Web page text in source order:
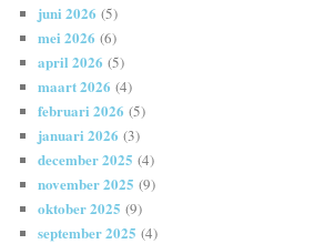
juni 2026 (5)
mei 2026 (6)
april 2026 (5)
maart 2026 (4)
februari 2026 (5)
januari 2026 (3)
december 2025 (4)
november 2025 (9)
oktober 2025 (9)
september 2025 (4)